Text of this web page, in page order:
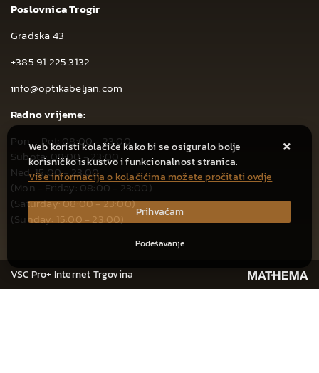
Poslovnica Trogir
Gradska 43
+385 91 225 3132
info@optikabeljan.com
Radno vrijeme:
Pon – Pet: 08:00 - 23:00
Subota: 08:00 - 23:00
Ned: 15:00 - 23:00
(Mon - Friday: 08:00 - 23:00)
(Saturday: 08:00 - 23:00)
(Sunday: 15:00 - 23:00)
VSC Pro+ Internet Trgovina
Web koristi kolačiće kako bi se osiguralo bolje
korisničko iskustvo i funkcionalnost stranica.
Više informacija o kolačićima možete pročitati ovdje
Prihvaćam
Podešavanje